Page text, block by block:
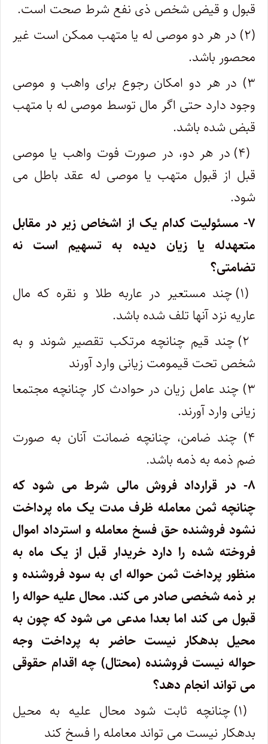
قبول و قیض شخص ذی نفع شرط صحت است.
(۲) در هر دو موصی له یا متهب ممکن است غیر
محصور باشد.
۳) در هر دو امکان رجوع برای واهب و موصی
وجود دارد حتی اگر مال توسط موصی له با متهب
قبض شده باشد.
(۴) در هر دو، در صورت فوت واهب یا موصی
قبل از قبول متهب یا موصی له عقد باطل می
شود.
۷- مسئولیت کدام یک از اشخاص زیر در مقابل
متعهدله یا زیان دیده به تسهیم است نه
تضامتی؟
(۱) چند مستعیر در عاربه طلا و نقره که مال
عاریه نزد آنها تلف شده باشد.
۲) چند قیم چنانچه مرتکب تقصیر شوند و به
شخص تحت قیمومت زیانی وارد آورند
۳) چند عامل زیان در حوادث کار چنانچه مجتمعا
زیانی وارد آورند.
۴) چند ضامن، چنانچه ضمانت آنان به صورت
ضم ذمه به ذمه باشد.
۸- در قرارداد فروش مالی شرط می شود که
چنانچه ثمن معامله ظرف مدت یک ماه پرداخت
نشود فروشنده حق فسخ معامله و استرداد اموال
فروخته شده را دارد خریدار قبل از یک ماه به
منظور پرداخت ثمن حواله ای به سود فروشنده و
بر ذمه شخصی صادر می کند. محال علیه حواله را
قبول می کند اما بعدا مدعی می شود که چون به
محیل بدهکار نیست حاضر به پرداخت وجه
حواله نیست فروشنده (محتال) چه اقدام حقوقی
می تواند انجام دهد؟
(۱) چنانچه ثابت شود محال علیه به محیل
بدهکار نیست می تواند معامله را فسخ کند